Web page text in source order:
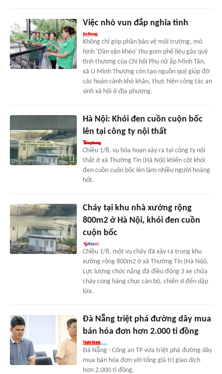
Việc nhỏ vun đắp nghĩa tình
Không chỉ góp phần bảo vệ môi trường, mô
hình 'Dân vận khéo' thu gom phế liệu gây quỹ
tình thương của Chi hội Phụ nữ ấp Minh Tân,
xã U Minh Thượng còn tạo nguồn quỹ giúp đỡ
các hoàn cảnh khó khăn, thực hiện công tác an
sinh xã hội ở địa phương.
Hà Nội: Khói đen cuồn cuộn bốc
lên tại công ty nội thất
Chiều 1/8, vụ hỏa hoạn xảy ra tại công ty nội
thất ở xã Thường Tín (Hà Nội) khiến cột khói
đen cuồn cuộn bốc lên làm nhiều người hoảng
hốt.
Cháy tại khu nhà xưởng rộng
800m2 ở Hà Nội, khói đen cuồn
cuộn bốc
Chiều 1/8, một vụ cháy đã xảy ra trong khu
xưởng rộng 800m2 ở xã Thường Tín (Hà Nội).
Lực lượng chức năng đã điều động 3 xe chữa
cháy cùng hàng chục cán bộ, chiến sĩ đến dập
lửa.
Đà Nẵng triệt phá đường dây mua
bán hóa đơn hơn 2.000 tỉ đồng
Đà Nẵng - Công an TP vừa triệt phá đường dây
mua bán hóa đơn với tổng giá trị giao dịch
hơn 2.000 tỉ đồng.